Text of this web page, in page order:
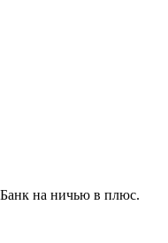
на ничью в плюс.